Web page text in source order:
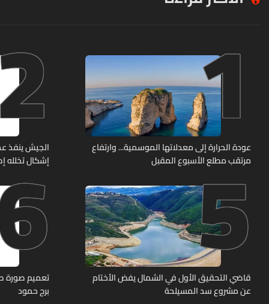
1
عودة الحرارة إلى معدلاتها الموسمية... وارتفاع
مرتقب مطلع الأسبوع المقبل
الجيش ينفذ
إشكال تخلله
5
قاضي التحقيق الأول في الشمال يفض الأختام
عن مشروع سد المسيلحة
برج حمود